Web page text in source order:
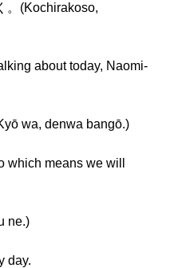
。(Kochirakoso,
about today, Naomi-
wa, denwa bangō.)
which means we will
ne.)
day.